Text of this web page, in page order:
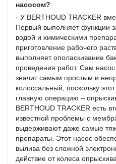
насосом?
- У BERTHOUD TRACKER
Первый выполняет функции
водой и химическими
приготовление рабочего
выполняет ополаскивание
проведения работ. Сам
значит самым простым и
колоссальный, поскольку
главную операцию –
BERTHOUD TRACKER есть
известной проблемы с
выдерживают даже самые
препараты. Этот насос
вылива без сложной
действие от колеса